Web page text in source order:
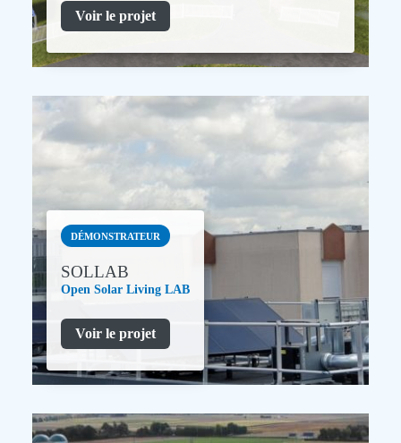
Voir le projet
DÉMONSTRATEUR
SOLLAB
Open Solar Living LAB
Voir le projet